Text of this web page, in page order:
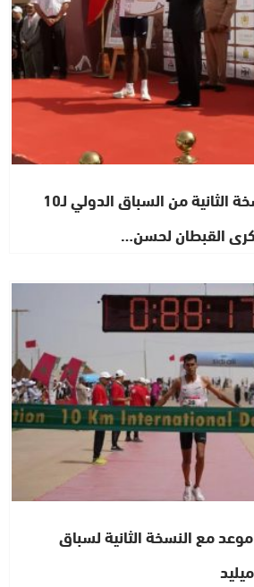
الدشيرة تحتضن النسخة الثانية من السباق الدولي لـ10
القبطان لحسن…
مع النسخة الثانية لسباق